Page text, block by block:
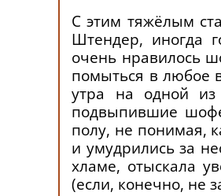
C этим тяжёлым
Штендер, иногда
очень нравилось
помыться в любое
утра на одной из
подвыпившие
полу, не понимая,
и умудрились за
хламе, отыскала
(если, конечно, не